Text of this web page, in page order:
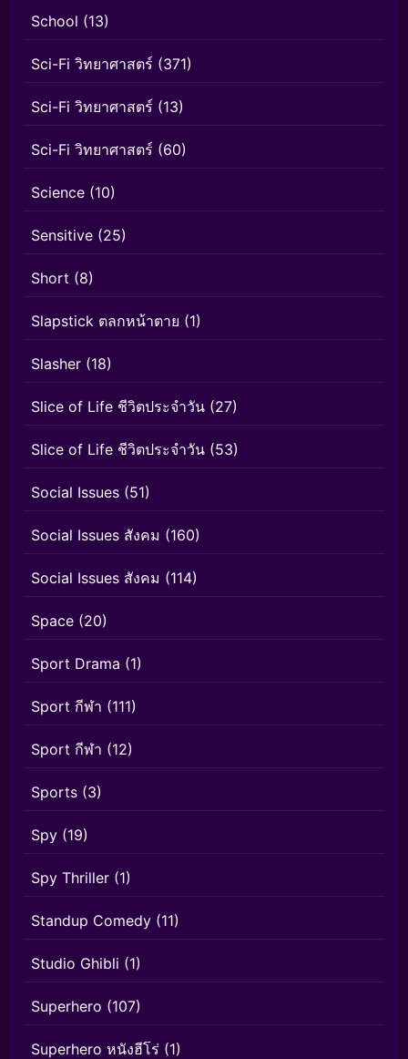
School (13)
Sci-Fi วิทยาศาสตร์ (371)
Sci-Fi วิทยาศาสตร์ (13)
Sci-Fi วิทยาศาสตร์ (60)
Science (10)
Sensitive (25)
Short (8)
Slapstick ตลกหน้าตาย (1)
Slasher (18)
Slice of Life ชีวิตประจำวัน (27)
Slice of Life ชีวิตประจำวัน (53)
Social Issues (51)
Social Issues สังคม (160)
Social Issues สังคม (114)
Space (20)
Sport Drama (1)
Sport กีฬา (111)
Sport กีฬา (12)
Sports (3)
Spy (19)
Spy Thriller (1)
Standup Comedy (11)
Studio Ghibli (1)
Superhero (107)
Superhero หนังฮีโร่ (1)